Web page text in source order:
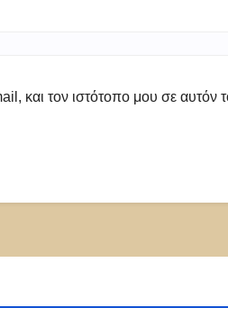
και τον ιστότοπο μου σε